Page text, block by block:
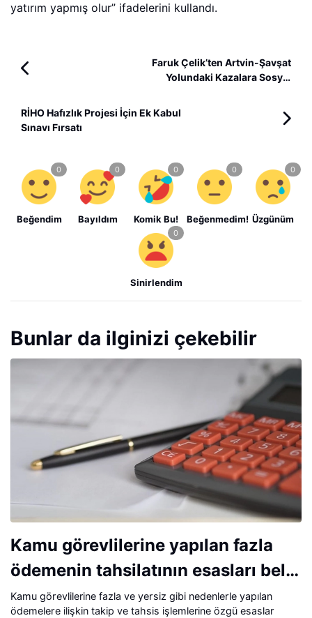
yatırım yapmış olur” ifadelerini kullandı.
Faruk Çelik’ten Artvin-Şavşat
Yolundaki Kazalara Sosyal
RİHO Hafızlık Projesi İçin Ek Kabul
Sınavı Fırsatı
Beğendim Bayıldım Komik Bu! Beğenmedim! Üzgünüm
Sinirlendim
Bunlar da ilginizi çekebilir
Kamu görevlilerine yapılan fazla
ödemenin tahsilatının esasları belli
oldu
Kamu görevlilerine fazla ve yersiz gibi nedenlerle yapılan
ödemelere ilişkin takip ve tahsis işlemlerine özgü esaslar